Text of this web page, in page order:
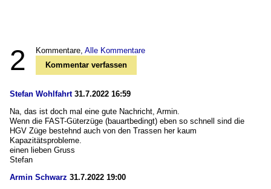
2 Kommentare, Alle Kommentare
Kommentar verfassen
Stefan Wohlfahrt31.7.2022 16:59
Na, das ist doch mal eine gute Nachricht, Armin.
Wenn die FAST-Güterzüge (bauartbedingt) eben so schnell sind die
HGV Züge bestehnd auch von den Trassen her kaum
Kapazitätsprobleme.
einen lieben Gruss
Stefan
Armin Schwarz 31.7.2022 19:00